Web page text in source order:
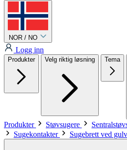
NOR / NO
Logg inn
Produkter Velg riktig løsning Tema
Produkter Støvsugere
Sugekontakter
Sugebrett ved